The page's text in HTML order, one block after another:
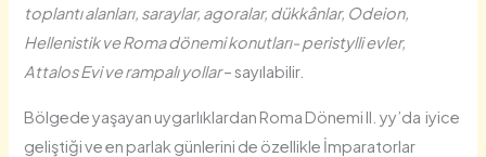
toplantı alanları, saraylar, agoralar, dükkânlar, Odeion,
Hellenistik ve Roma dönemi konutları- peristylli evler,
Attalos Evi ve rampalı yollar– sayılabilir.
Bölgede yaşayan uygarlıklardan Roma Dönemi II. yy’da iyice
geliştiği ve en parlak günlerini de özellikle İmparatorlar